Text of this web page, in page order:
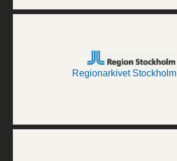
Regionarkivet Stockholm